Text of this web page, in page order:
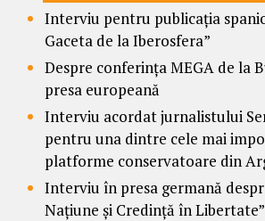
Interviu pentru publicația
Gaceta de la Iberosfera”
Despre conferința MEGA de la
presa europeană
Interviu acordat jurnalistului
pentru una dintre cele mai
platforme conservatoare din
Interviu în presa germană
Națiune și Credință în Libertate”